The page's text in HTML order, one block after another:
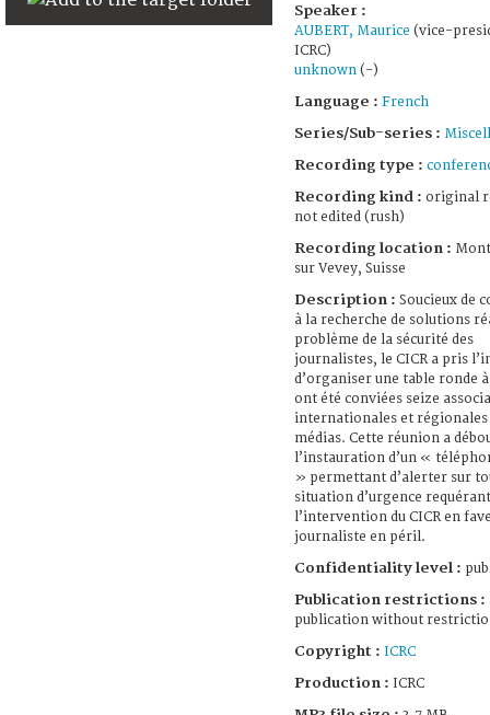
Speaker :
AUBERT, Maurice (vice-
ICRC)
unknown (-)
Language : French
Series/Sub-series :
Recording type :
Recording kind : original
not edited (rush)
Recording location :
sur Vevey, Suisse
Description : Soucieux de
à la recherche de solutions
problème de la sécurité des
journalistes, le CICR a pris
d’organiser une table ronde
ont été conviées seize
internationales et régionales
médias. Cette réunion a
l’instauration d’un «
» permettant d’alerter sur
situation d’urgence requérant
l’intervention du CICR en
journaliste en péril.
Confidentiality level :
Publication restrictions :
publication without
Copyright : ICRC
Production : ICRC